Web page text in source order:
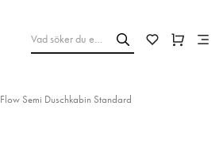
Flow Semi Duschkabin Standard